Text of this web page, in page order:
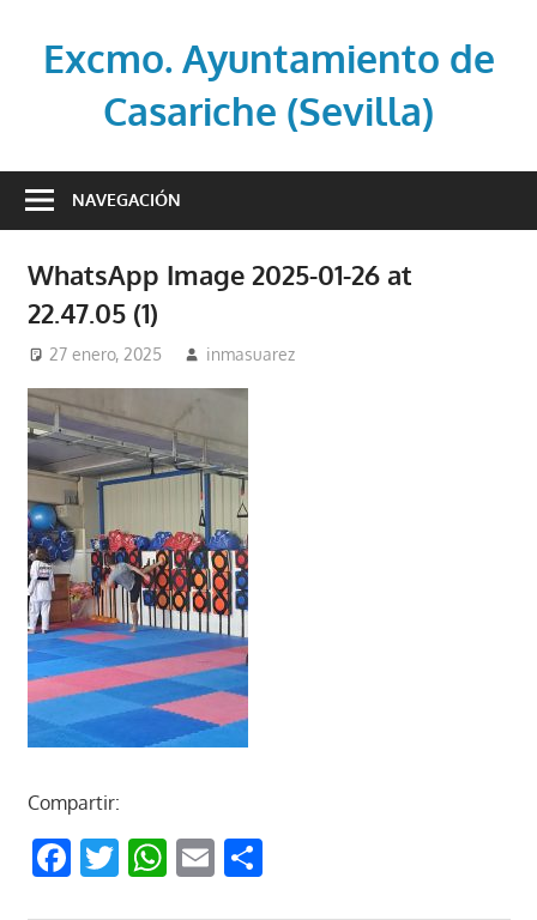
contenidoExcmo. Ayuntamiento de
Casariche (Sevilla)
oficial
de
Casariche
(Sevilla)
NAVEGACIÓN
WhatsApp Image 2025-01-26 at
22.47.05 (1)
27 enero, 2025 inmasuarez
Compartir:
Facebook
Twitter
WhatsApp
EmailCompartir